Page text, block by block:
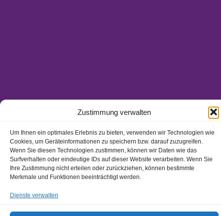
Zustimmung verwalten
Um Ihnen ein optimales Erlebnis zu bieten, verwenden wir Technologien wie
Cookies, um Geräteinformationen zu speichern bzw. darauf zuzugreifen.
Wenn Sie diesen Technologien zustimmen, können wir Daten wie das
Surfverhalten oder eindeutige IDs auf dieser Website verarbeiten. Wenn Sie
Ihre Zustimmung nicht erteilen oder zurückziehen, können bestimmte
Merkmale und Funktionen beeinträchtigt werden.
Dienste verwalten
Ansprechpartner/-innen
Hinweisgeberschutzgesetz
Impressum
Datenschutz